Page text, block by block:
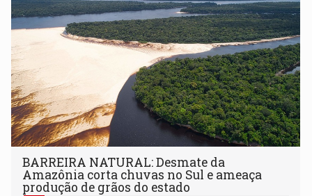
BARREIRA NATURAL: Desmate da
Amazônia corta chuvas no Sul e ameaça
produção de grãos do estado